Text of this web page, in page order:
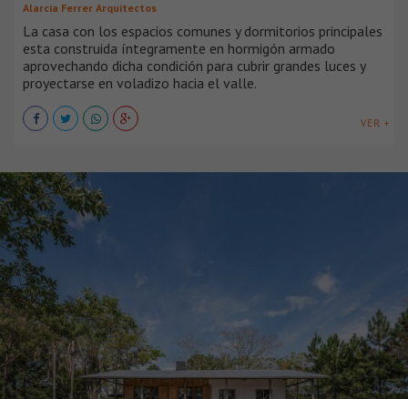
Alarcia Ferrer Arquitectos
La casa con los espacios comunes y dormitorios principales
esta construida íntegramente en hormigón armado
aprovechando dicha condición para cubrir grandes luces y
proyectarse en voladizo hacia el valle.
VER +